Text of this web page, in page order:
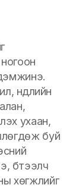
нүүдлийн
ухаан,
буй
бүтээлч
хөгжлийг